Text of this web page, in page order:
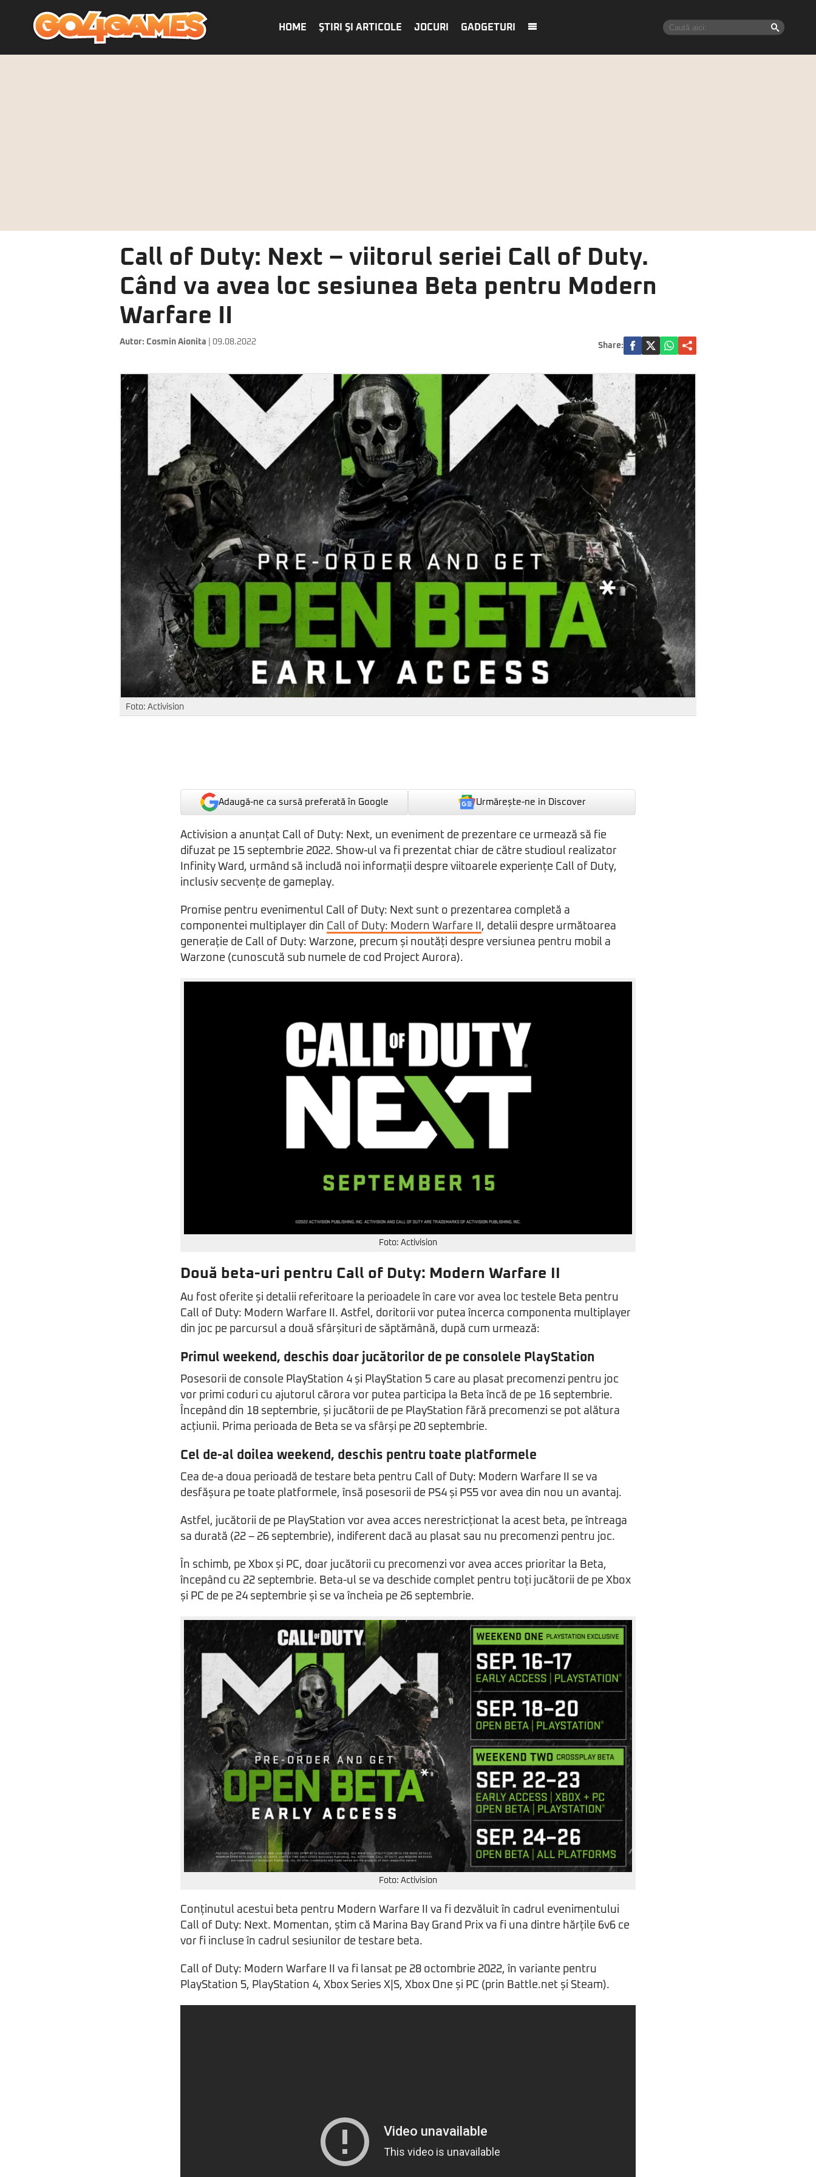
HOME ŞTIRI ŞI ARTICOLE JOCURI GADGETURI
Call of Duty: Next – viitorul seriei Call of Duty.
Când va avea loc sesiunea Beta pentru Modern
Warfare II
Autor: Cosmin Aionita | 09.08.2022 Share:
Foto: Activision
Adaugă-ne ca sursă preferată în Google Urmărește-ne in Discover
Activision a anunțat Call of Duty: Next, un eveniment de prezentare ce urmează să fie
difuzat pe 15 septembrie 2022. Show-ul va fi prezentat chiar de către studioul realizator
Infinity Ward, urmând să includă noi informații despre viitoarele experiențe Call of Duty,
inclusiv secvențe de gameplay.
Promise pentru evenimentul Call of Duty: Next sunt o prezentarea completă a
componentei multiplayer din Call of Duty: Modern Warfare II , detalii despre următoarea
generație de Call of Duty: Warzone, precum și noutăți despre versiunea pentru mobil a
Warzone (cunoscută sub numele de cod Project Aurora).
Foto: Activision
Două beta-uri pentru Call of Duty: Modern Warfare II
Au fost oferite și detalii referitoare la perioadele în care vor avea loc testele Beta pentru
Call of Duty: Modern Warfare II. Astfel, doritorii vor putea încerca componenta multiplayer
din joc pe parcursul a două sfârșituri de săptămână, după cum urmează:
Primul weekend, deschis doar jucătorilor de pe consolele PlayStation
Posesorii de console PlayStation 4 și PlayStation 5 care au plasat precomenzi pentru joc
vor primi coduri cu ajutorul cărora vor putea participa la Beta încă de pe 16 septembrie.
Începând din 18 septembrie, și jucătorii de pe PlayStation fără precomenzi se pot alătura
acțiunii. Prima perioada de Beta se va sfârși pe 20 septembrie.
Cel de-al doilea weekend, deschis pentru toate platformele
Cea de-a doua perioadă de testare beta pentru Call of Duty: Modern Warfare II se va
desfășura pe toate platformele, însă posesorii de PS4 și PS5 vor avea din nou un avantaj.
Astfel, jucătorii de pe PlayStation vor avea acces nerestricționat la acest beta, pe întreaga
sa durată (22 – 26 septembrie), indiferent dacă au plasat sau nu precomenzi pentru joc.
În schimb, pe Xbox și PC, doar jucătorii cu precomenzi vor avea acces prioritar la Beta,
începând cu 22 septembrie. Beta-ul se va deschide complet pentru toți jucătorii de pe Xbox
și PC de pe 24 septembrie și se va încheia pe 26 septembrie.
Foto: Activision
Conținutul acestui beta pentru Modern Warfare II va fi dezvăluit în cadrul evenimentului
Call of Duty: Next. Momentan, știm că Marina Bay Grand Prix va fi una dintre hărțile 6v6 ce
vor fi incluse în cadrul sesiunilor de testare beta.
Call of Duty: Modern Warfare II va fi lansat pe 28 octombrie 2022, în variante pentru
PlayStation 5, PlayStation 4, Xbox Series X|S, Xbox One și PC (prin Battle.net și Steam).